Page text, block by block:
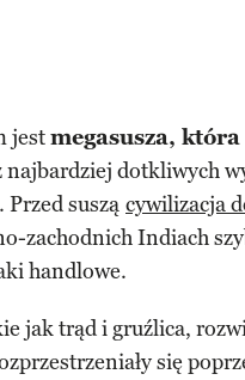
jestmegasusza,
najbardziej dotkliwych
suszą cywilizacja
zachodnich Indiach
handlowe.
jak trąd i gruźlica,
się